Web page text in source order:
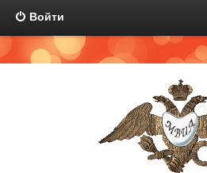
Войти